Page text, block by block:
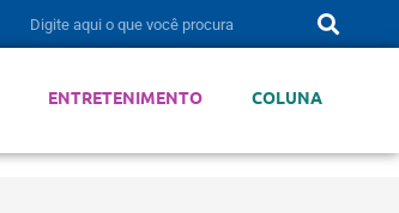
ENTRETENIMENTO COLUNA